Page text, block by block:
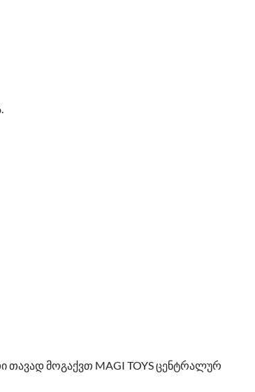
თავად მოგაქვთ MAGI TOYS ცენტრალურ